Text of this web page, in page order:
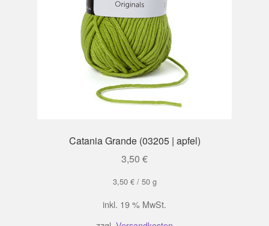
Catania Grande (03205 | apfel)
3,50 €
3,50 €/ 50 g
inkl. 19 % MwSt.